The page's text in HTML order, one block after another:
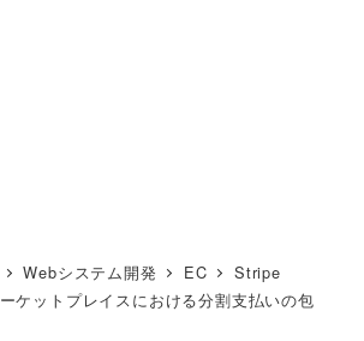
Webシステム開発 EC
Stripe
ケットプレイスにおける分割支払いの包